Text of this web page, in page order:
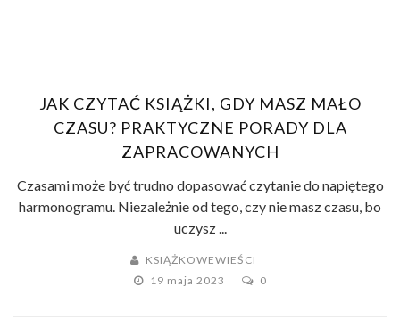
JAK CZYTAĆ KSIĄŻKI, GDY MASZ MAŁO
CZASU? PRAKTYCZNE PORADY DLA
ZAPRACOWANYCH
Czasami może być trudno dopasować czytanie do napiętego
harmonogramu. Niezależnie od tego, czy nie masz czasu, bo
uczysz ...
KSIĄŻKOWEWIEŚCI
19 maja 2023
0